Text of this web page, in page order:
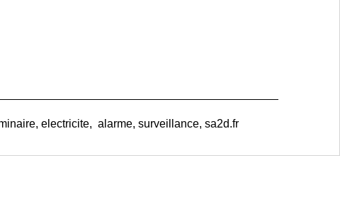
electricite, alarme, surveillance, sa2d.fr